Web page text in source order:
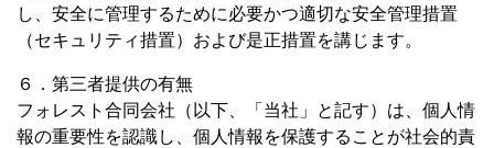
し、安全に管理するために必要かつ適切な安全管理措置
（セキュリティ措置）および是正措置を講じます。
６．第三者提供の有無
フォレスト合同会社（以下、「当社」と記す）は、個人情
報の重要性を認識し、個人情報を保護することが社会的責